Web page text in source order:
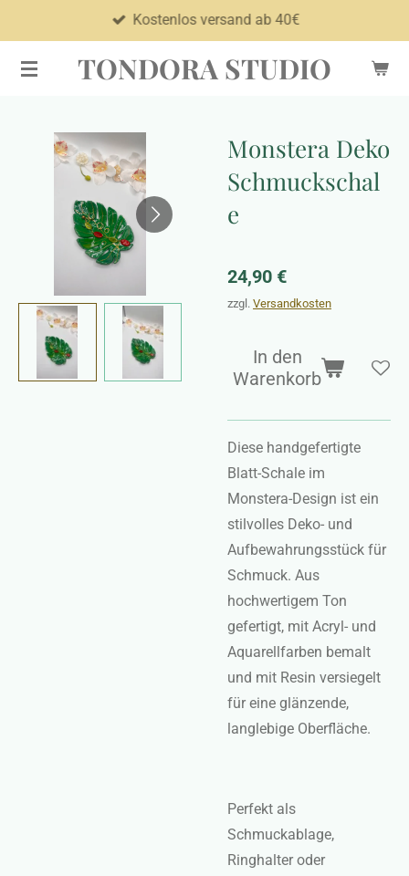
Hauptinhalt
springen
TONDORA STUDIO
Kostenlos versand ab 40€
Monstera Deko
Schmuckschal
e
24,90 €
zzgl. Versandkosten
In den
Warenkorb
Diese handgefertigte
Blatt-Schale im
Monstera-Design ist ein
stilvolles Deko- und
Aufbewahrungsstück für
Schmuck. Aus
hochwertigem Ton
gefertigt, mit Acryl- und
Aquarellfarben bemalt
und mit Resin versiegelt
für eine glänzende,
langlebige Oberfläche.
Perfekt als
Schmuckablage,
Ringhalter oder